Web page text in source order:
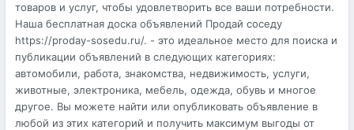
товаров и услуг, чтобы удовлетворить все ваши потребности.
Наша бесплатная доска объявлений Продай соседу
https://proday-sosedu.ru/. - это идеальное место для поиска и
публикации объявлений в следующих категориях:
автомобили, работа, знакомства, недвижимость, услуги,
животные, электроника, мебель, одежда, обувь и многое
другое. Вы можете найти или опубликовать объявление в
любой из этих категорий и получить максимум выгоды от